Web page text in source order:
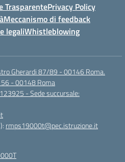
TrasparentePrivacy Policy
Meccanismo di feedback
legaliWhistleblowing
Gherardi 87/89 - 00146 Roma.
- 00148 Roma
- Sede succursale:
rmps19000t@pec.istruzione.it